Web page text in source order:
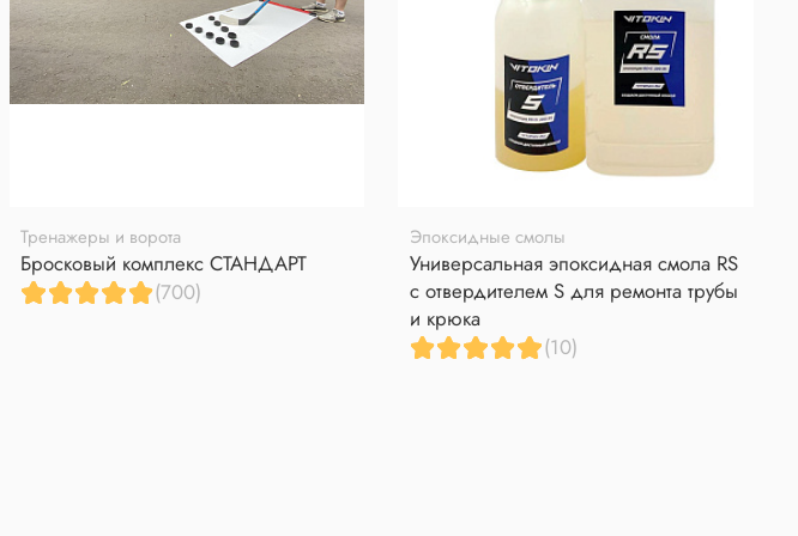
Тренажеры и ворота
Бросковый комплекс СТАНДАРТ
(700)
Эпоксидные смолы
Универсальная эпоксидная смола RS
с отвердителем S для ремонта трубы
и крюка
(10)